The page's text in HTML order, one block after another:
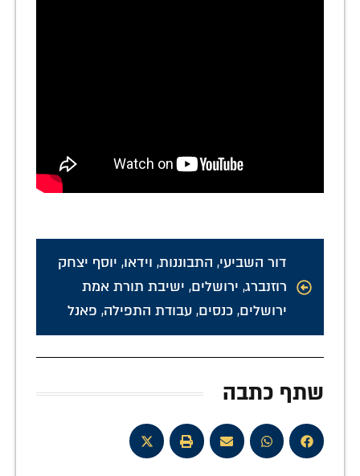
דור השביעי, התבוננות, וידאו, יוסף יצחק
רוזנברג, ירושלים, ישיבת תורת אמת
ירושלים, כנסים, עבודת התפילה, פאנל
שתף כתבה